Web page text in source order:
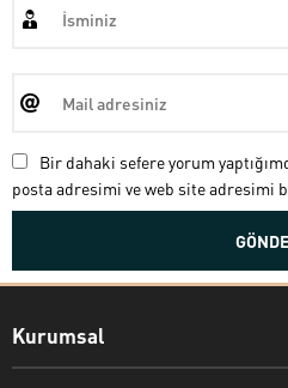
Bir dahaki sefere yorum
posta adresimi ve web site adresimi
Kurumsal